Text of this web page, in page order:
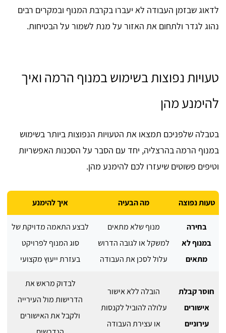
לדאוג שבזמן העבודה לא יעברו בקרבת המנוף ובמקרים רבים
נהוג לגדר ולתחום את האזור על מנת לשמור על הבטיחות.
טעויות נפוצות בשימוש במנוף הרמה ואיך
להימנע מהן
בטבלה שלפניכם תמצאו את הטעויות הנפוצות ביותר בשימוש
במנוף הרמה בהרצליה, יחד עם הסבר על הסכנות האפשריות
וטיפים פשוטים שיעזרו לכם להימנע מהן.
טעות נפוצה מה הבעיה איך להימנע
בחירה
במנוף לא
מתאים
מנוף שלא מתאים
למשקל או לגובה הדרוש
עלול לסכן את העבודה
לבצע התאמה מדויקת של
סוג המנוף לפרויקט
בעזרת ייעוץ מקצועי
חוסר קבלת
אישורים
עירוניים
הובלה ללא אישור
עלולה להוביל לקנסות
או עצירת העבודה
לבדוק מראש את
הדרישות מול העירייה
ולקבל את האישורים